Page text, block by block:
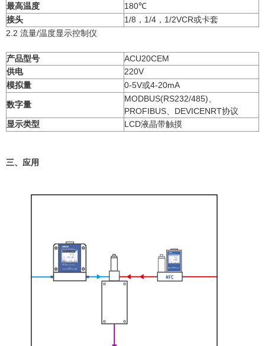
最高温度
180℃
接头
1/8，1/4，1/2VCR或卡套
2.2 流量/温度显示控制仪
产品型号
ACU20CEM
供电
220V
模拟量
0-5V或4-20mA
数字量
MODBUS(RS232/485)、
PROFIBUS、DEVICENRT协议
显示类型
LCD液晶带触摸
三、 应用